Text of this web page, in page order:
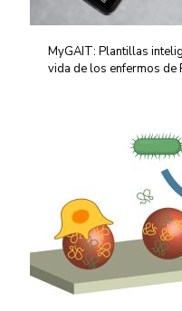
MyGAIT: Plantillas
vida de los enfermos de